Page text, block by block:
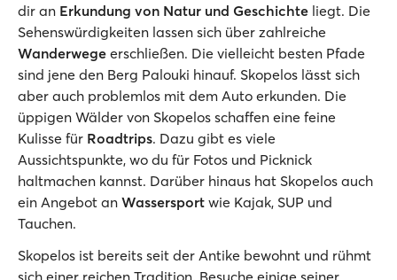
dir an Erkundung von Natur und Geschichte liegt. Die
Sehenswürdigkeiten lassen sich über zahlreiche
Wanderwege erschließen. Die vielleicht besten Pfade
sind jene den Berg Palouki hinauf. Skopelos lässt sich
aber auch problemlos mit dem Auto erkunden. Die
üppigen Wälder von Skopelos schaffen eine feine
Kulisse für Roadtrips. Dazu gibt es viele
Aussichtspunkte, wo du für Fotos und Picknick
haltmachen kannst. Darüber hinaus hat Skopelos auch
ein Angebot an Wassersport wie Kajak, SUP und
Tauchen.
Skopelos ist bereits seit der Antike bewohnt und rühmt
sich einer reichen Tradition. Besuche einige seiner